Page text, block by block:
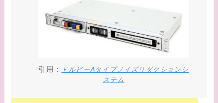
引用： ドルビーAタイプノイズリダクションシ
ステム